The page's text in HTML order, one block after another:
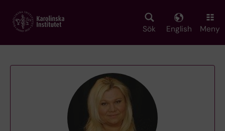
main
Sök English Meny